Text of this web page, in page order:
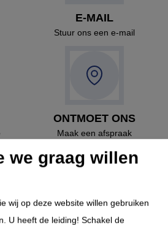
E-MAIL
Stuur ons een e-mail
ONTMOET ONS
Maak een afspraak
Kitesurfen in Brazilie
we graag willen
wij op deze website willen gebruiken
U heeft de leiding! Schakel de